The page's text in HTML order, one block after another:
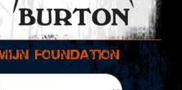
foundation